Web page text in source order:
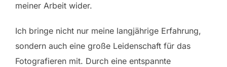
meiner Arbeit wider.
Ich bringe nicht nur meine langjährige Erfahrung,
sondern auch eine große Leidenschaft für das
Fotografieren mit. Durch eine entspannte